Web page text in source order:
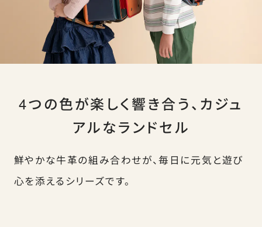
4つの色が楽しく響き合う、カジュ
アルなランドセル
鮮やかな牛革の組み合わせが、毎日に元気と遊び
心を添えるシリーズです。